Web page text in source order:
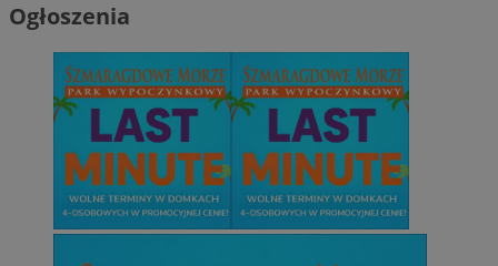
Ogłoszenia